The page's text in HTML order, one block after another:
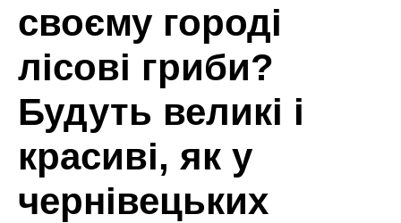
своєму городі
лісові гриби?
Будуть великі і
красиві, як у
чернівецьких